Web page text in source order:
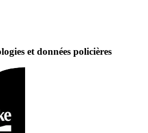
et données policières